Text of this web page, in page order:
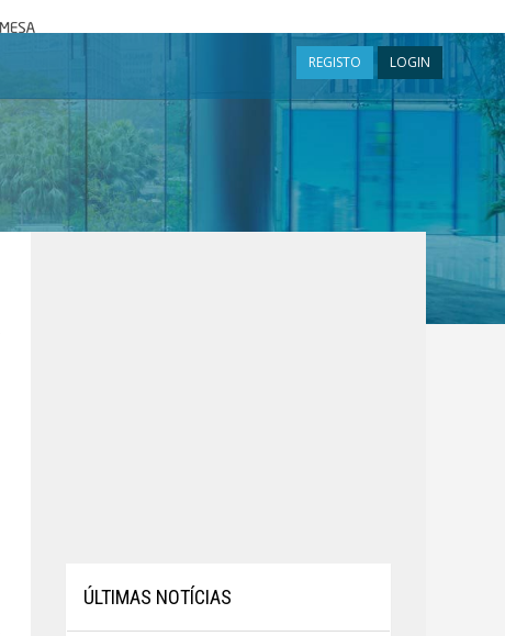
REGISTO LOGIN
ÚLTIMAS NOTÍCIAS